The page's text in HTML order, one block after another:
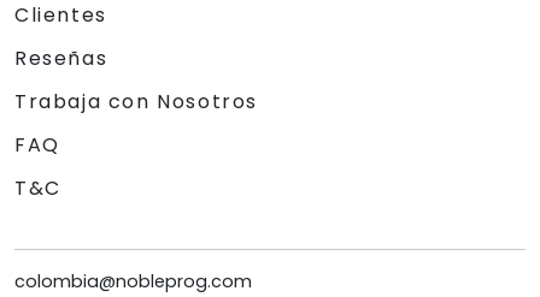
Clientes
Reseñas
Trabaja con Nosotros
FAQ
T&C
colombia@nobleprog.com